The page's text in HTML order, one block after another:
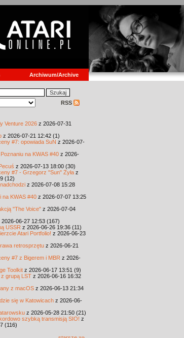
Archiwum/Archive
RSS
Venture 2026 z 2026-07-31
z 2026-07-21 12:42 (1)
#7: opowiada SuN z 2026-07-
na KWAS #40 z 2026-
z 2026-07-13 18:00 (30)
#7 - Grzegorz "Sun" Żyła z
(12)
z 2026-07-08 15:28
na KWAS #40 z 2026-07-07 13:25
"The Voice" z 2026-07-04
2026-06-27 12:53 (167)
USSR z 2026-06-26 19:36 (11)
Atari Portfolio! z 2026-06-23
retrosprzętu z 2026-06-21
#7 z Bigerem i MBR z 2026-
Toolkit z 2026-06-17 13:51 (9)
z grupą LST z 2026-06-16 16:32
z macOS z 2026-06-13 21:34
się w Katowicach z 2026-06-
z 2026-05-28 21:50 (21)
szybką transmisją SIO! z
(116)